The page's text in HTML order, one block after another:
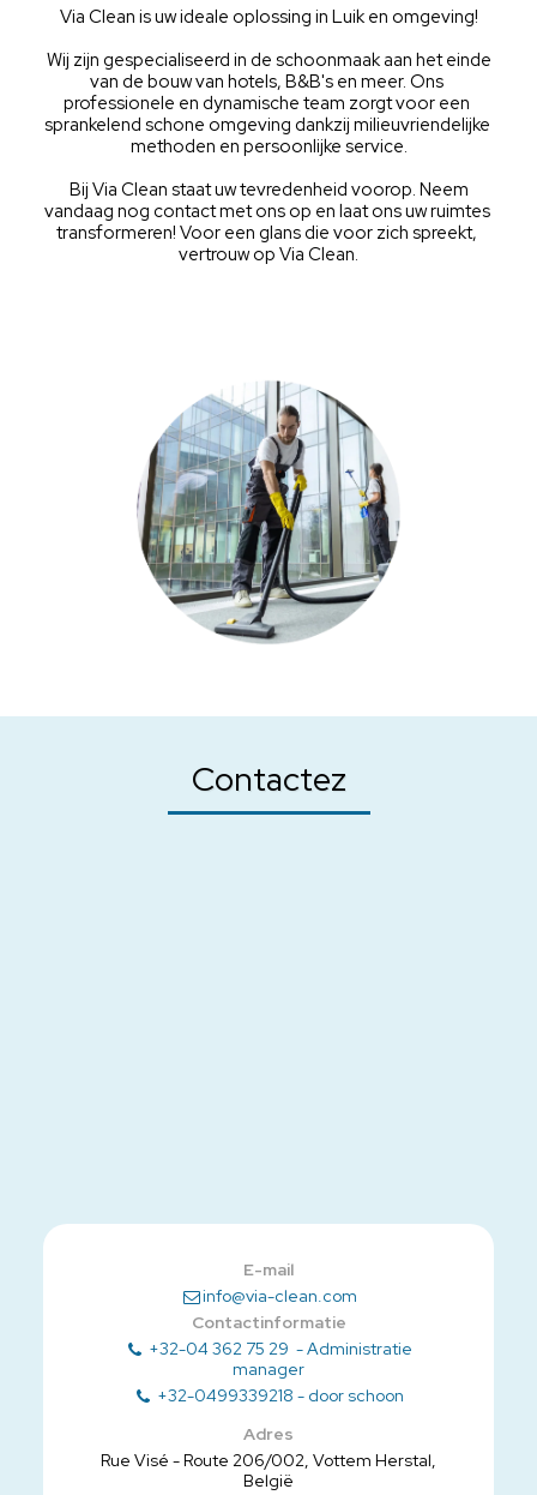
Via Clean is uw ideale oplossing in Luik en omgeving!
van de bouw van hotels, B&B's en meer. Ons
professionele en dynamische team zorgt voor een
sprankelend schone omgeving dankzij milieuvriendelijke
methoden en persoonlijke service.
vandaag nog contact met ons op en laat ons uw ruimtes
transformeren! Voor een glans die voor zich spreekt,
vertrouw op Via Clean.
Contactez
E-mail
info@via-clean.com
Contactinformatie
+32-04 362 75 29 -Administratie
manager
+32-0499339218 - door schoon
Adres
Rue Visé - Route 206/002, Vottem Herstal,
België